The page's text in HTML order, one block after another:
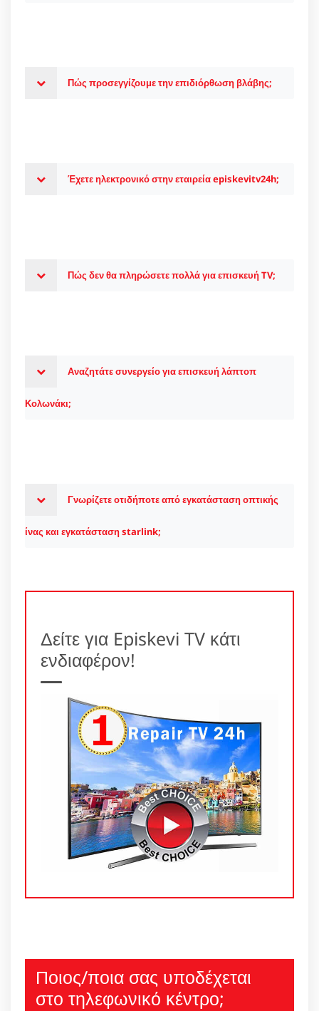
Πώς προσεγγίζουμε την επιδιόρθωση βλάβης;
Έχετε ηλεκτρονικό στην εταιρεία episkevitv24h;
Πώς δεν θα πληρώσετε πολλά για επισκευή TV;
Αναζητάτε συνεργείο για επισκευή λάπτοπ
Κολωνάκι;
Γνωρίζετε οτιδήποτε από εγκατάσταση οπτικής
ίνας και εγκατάσταση starlink;
Δείτε για Episkevi TV κάτι
ενδιαφέρον!
Ποιος/ποια σας υποδέχεται
στο τηλεφωνικό κέντρο;